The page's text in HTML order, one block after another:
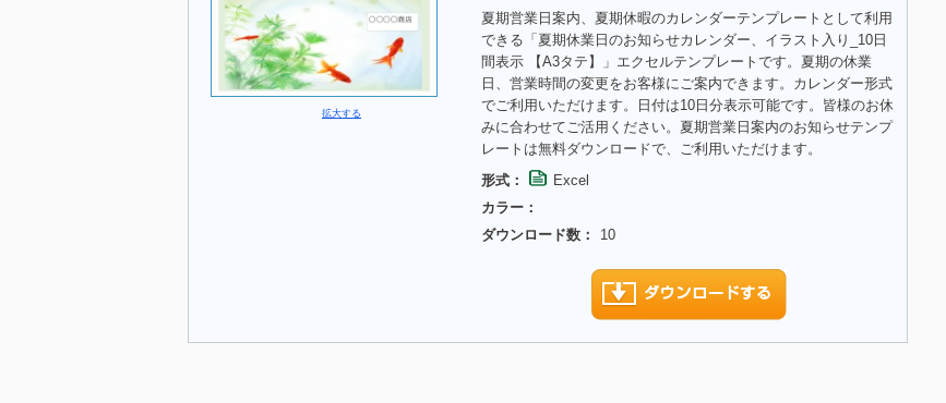
拡大する
夏期営業日案内、夏期休暇のカレンダーテンプレートとして利用
できる「夏期休業日のお知らせカレンダー、イラスト入り_10日
間表示 【A3タテ】」エクセルテンプレートです。夏期の休業
日、営業時間の変更をお客様にご案内できます。カレンダー形式
でご利用いただけます。日付は10日分表示可能です。皆様のお休
みに合わせてご活用ください。夏期営業日案内のお知らせテンプ
レートは無料ダウンロードで、ご利用いただけます。
形式：
Excel
カラー：
ダウンロード数：
10